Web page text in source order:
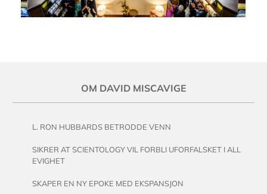
OM DAVID MISCAVIGE
L. RON HUBBARDS BETRODDE VENN
SIKRER AT SCIENTOLOGY VIL FORBLI UFORFALSKET I ALL
EVIGHET
SKAPER EN NY EPOKE MED EKSPANSJON